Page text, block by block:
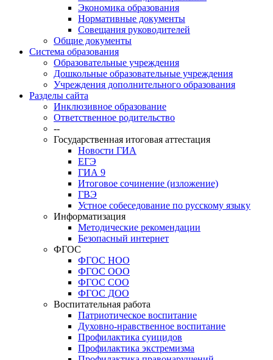
Экономика образования
Нормативные документы
Совещания руководителей
Общие документы
Система образования
Образовательные учреждения
Дошкольные образовательные учреждения
Учреждения дополнительного образования
Разделы сайта
Инклюзивное образование
Ответственное родительство
--
Государственная итоговая аттестация
Новости ГИА
ЕГЭ
ГИА 9
Итоговое сочинение (изложение)
ГВЭ
Устное собеседование по русскому языку
Информатизация
Методические рекомендации
Безопасный интернет
ФГОС
ФГОС НОО
ФГОС ООО
ФГОС СОО
ФГОС ДОО
Воспитательная работа
Патриотическое воспитание
Духовно-нравственное воспитание
Профилактика суицидов
Профилактика экстремизма